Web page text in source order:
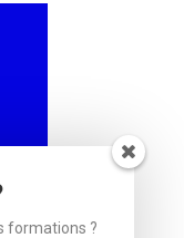
formations ?